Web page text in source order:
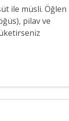
ile müsli. Öğlen
pilav ve